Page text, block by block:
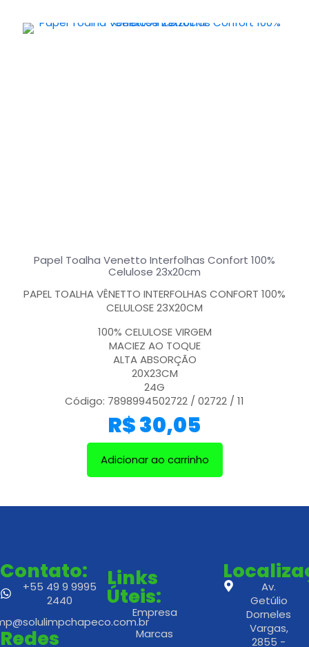
Papel Toalha Venetto Interfolhas Confort 100%
Celulose 23x20cm
PAPEL TOALHA VÊNETTO INTERFOLHAS CONFORT 100%
CELULOSE 23X20CM
100% CELULOSE VIRGEM
MACIEZ AO TOQUE
ALTA ABSORÇÃO
20X23CM
24G
Código: 7898994502722 / 02722 / 11
R$30,05
Adicionar ao carrinho
Contato:
+55 49 9 9995
2440
Redes
Links
Úteis:
Empresa
Marcas
Av.
Getúlio
Dorneles
Vargas,
2855 -